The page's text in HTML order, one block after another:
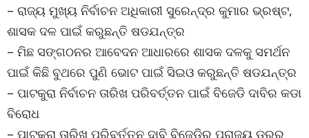
– ରାଜ୍ୟ ମୁଖ୍ୟ ନିର୍ବାଚନ ଅଧିକାରୀ ସୁରେନ୍ଦ୍ର କୁମାର ଭ୍ରଷ୍ଟ,
ଶାସକ ଦଳ ପାଇଁ କରୁଛନ୍ତି ଷଡଯନ୍ତ୍ର
– ମିଛ ସଙ୍ଗଠନର ଆବେଦନ ଆଧାରରେ ଶାସକ ଦଳକୁ ସମର୍ଥନ
ପାଇଁ କିଛି ବୁଥରେ ପୁଣି ଭୋଟ ପାଇଁ ସିଇଓ କରୁଛନ୍ତି ଷଡଯନ୍ତ୍ର
– ପାଟକୁରା ନିର୍ବାଚନ ତାରିଖ ପରିବର୍ତ୍ତନ ପାଇଁ ବିଜେଡି ଦାବିର କଡା
ବିରୋଧ
– ପାଟକୁରା ତାରିଖ ପରିବର୍ତ୍ତନ ଦାବି ବିଜେଡିର ପରାଜୟ ଡରର